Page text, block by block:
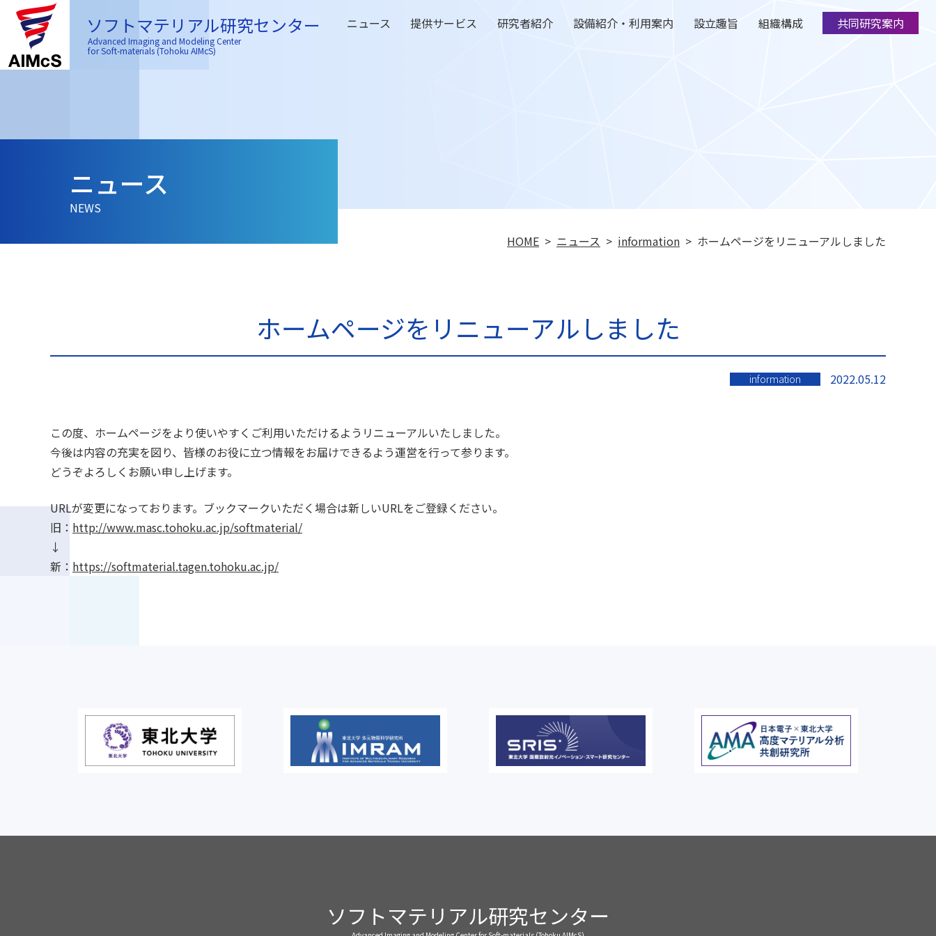
ソフトマテリアル研究センター
Advanced Imaging and Modeling Center
for Soft-materials (Tohoku AIMcS)
ニュース 提供サービス 研究者紹介 設備紹介・利用案内 設立趣旨 組織構成 共同研究案内
ニュース
NEWS
HOME ニュース information ホームページをリニューアルしました
ホームページをリニューアルしました
information 2022.05.12
この度、ホームページをより使いやすくご利用いただけるようリニューアルいたしました。
今後は内容の充実を図り、皆様のお役に立つ情報をお届けできるよう運営を行って参ります。
どうぞよろしくお願い申し上げます。
URLが変更になっております。ブックマークいただく場合は新しいURLをご登録ください。
旧： http://www.masc.tohoku.ac.jp/softmaterial/
↓
新： https://softmaterial.tagen.tohoku.ac.jp/
ソフトマテリアル研究センター